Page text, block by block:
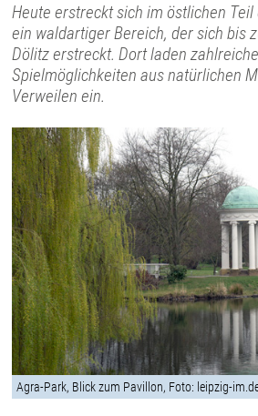
Heute erstreckt sich im östlichen Teil
ein waldartiger Bereich, der sich bis
Dölitz erstreckt. Dort laden zahlreiche
Spielmöglichkeiten aus natürlichen
Verweilen ein.
Agra-Park, Blick zum Pavillon, Foto: leipzig-